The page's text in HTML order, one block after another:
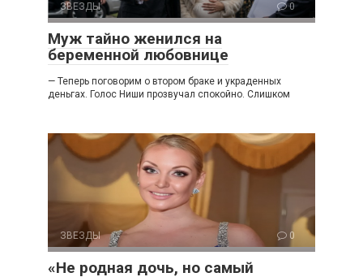
ЗВЕЗДЫ 0
Муж тайно женился на
беременной любовнице
— Теперь поговорим о втором браке и украденных
деньгах. Голос Ниши прозвучал спокойно. Слишком
ЗВЕЗДЫ 0
«Не родная дочь, но самый